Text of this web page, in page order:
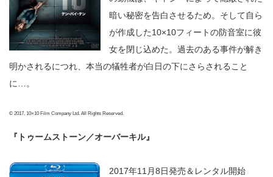
暗い秘密を告白させるため。そして自ら
が作成した10×10フィートの防音室に彼
女を閉じ込めた。過去のある事件が解き
明かされるにつれ、本当の犠牲者が白日の下にさらされること
に…。
© 2017, 10×10 Film Company Ltd. All Rights Reserved.
『トゥームストーン／オーバーキル』
2017年11月8日発売＆レンタル開始